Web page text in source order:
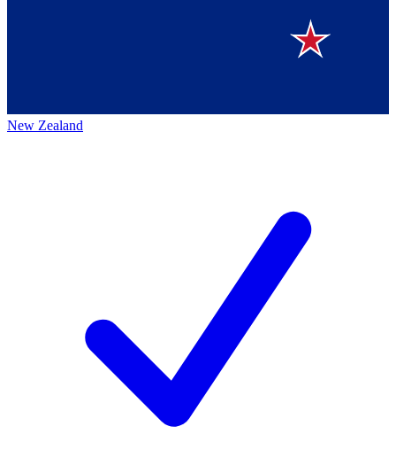
New Zealand